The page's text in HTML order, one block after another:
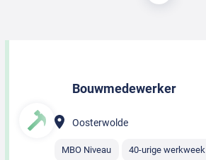
Bouwmedewerker
Oosterwolde
MBO Niveau 40-urige werkweek